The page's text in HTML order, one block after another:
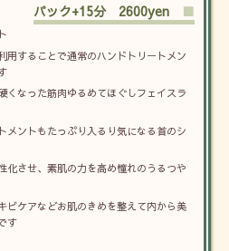
パック+15分 2600yen ■
用することで通常のハンドトリートメン
くなった筋肉ゆるめてほぐしフェイスラ
メントもたっぷり入るり気になる首のシ
化させ、素肌の力を高め憧れのうるつや
ビケアなどお肌のきめを整えて内から美
す